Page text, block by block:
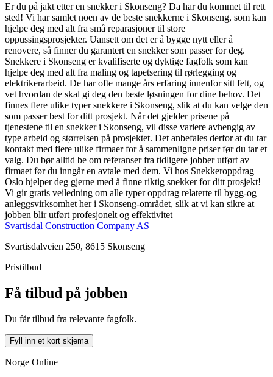
Er du på jakt etter en snekker i Skonseng? Da har du kommet til rett
sted! Vi har samlet noen av de beste snekkerne i Skonseng, som kan
hjelpe deg med alt fra små reparasjoner til store
oppussingsprosjekter. Uansett om det er å bygge nytt eller å
renovere, så finner du garantert en snekker som passer for deg.
Snekkere i Skonseng er kvalifiserte og dyktige fagfolk som kan
hjelpe deg med alt fra maling og tapetsering til rørlegging og
elektrikerarbeid. De har ofte mange års erfaring innenfor sitt felt, og
vet hvordan de skal gi deg den beste løsningen for dine behov. Det
finnes flere ulike typer snekkere i Skonseng, slik at du kan velge den
som passer best for ditt prosjekt. Når det gjelder prisene på
tjenestene til en snekker i Skonseng, vil disse variere avhengig av
type arbeid og størrelsen på prosjektet. Det anbefales derfor at du tar
kontakt med flere ulike firmaer for å sammenligne priser før du tar et
valg. Du bør alltid be om referanser fra tidligere jobber utført av
firmaet før du inngår en avtale med dem. Vi hos Snekkeroppdrag
Oslo hjelper deg gjerne med å finne riktig snekker for ditt prosjekt!
Vi gir gratis veiledning om alle typer oppdrag relaterte til bygg-og
anleggsvirksomhet her i Skonseng-området, slik at vi kan sikre at
jobben blir utført profesjonelt og effektivitet
Svartisdal Construction Company AS
Svartisdalveien 250, 8615 Skonseng
Pristilbud
Få tilbud på jobben
Du får tilbud fra relevante fagfolk.
Fyll inn et kort skjema
Norge Online